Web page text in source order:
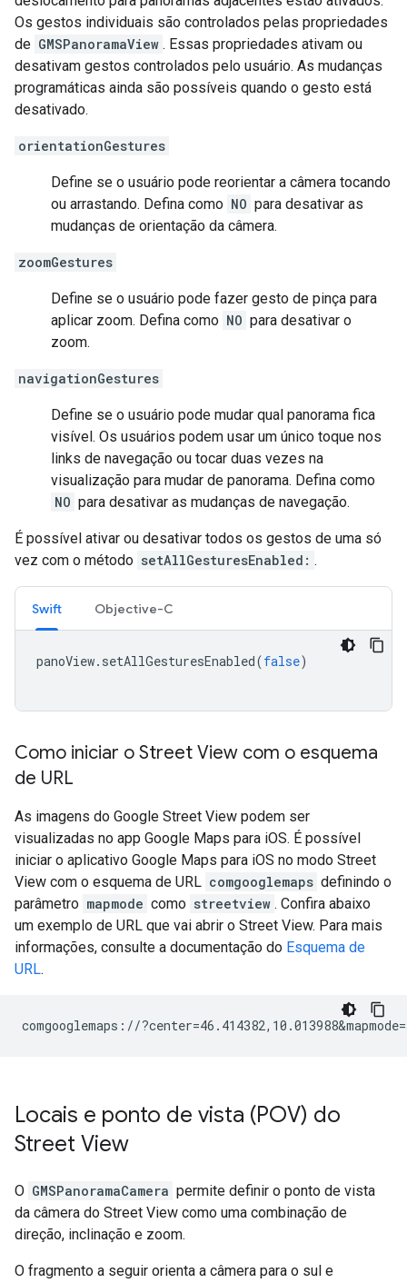
Os gestos individuais são controlados pelas propriedades
de GMSPanoramaView . Essas propriedades ativam ou
desativam gestos controlados pelo usuário. As mudanças
programáticas ainda são possíveis quando o gesto está
desativado.
orientationGestures
Define se o usuário pode reorientar a câmera tocando
ou arrastando. Defina como NO para desativar as
mudanças de orientação da câmera.
zoomGestures
Define se o usuário pode fazer gesto de pinça para
aplicar zoom. Defina como NO para desativar o
zoom.
navigationGestures
Define se o usuário pode mudar qual panorama fica
visível. Os usuários podem usar um único toque nos
links de navegação ou tocar duas vezes na
visualização para mudar de panorama. Defina como
NO para desativar as mudanças de navegação.
É possível ativar ou desativar todos os gestos de uma só
vez com o método setAllGesturesEnabled: .
Swift Objective-C
panoView. setAllGesturesEnabled(false)
Como iniciar o Street View com o esquema
de URL
As imagens do Google Street View podem ser
visualizadas no app Google Maps para iOS. É possível
iniciar o aplicativo Google Maps para iOS no modo Street
View com o esquema de URL comgooglemaps definindo o
parâmetro mapmode como streetview . Confira abaixo
um exemplo de URL que vai abrir o Street View. Para mais
informações, consulte a documentação do Esquema de
URL.
Locais e ponto de vista (POV) do
Street View
O GMSPanoramaCamera permite definir o ponto de vista
da câmera do Street View como uma combinação de
direção, inclinação e zoom.
O fragmento a seguir orienta a câmera para o sul e